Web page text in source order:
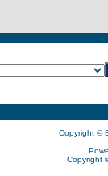
Copyright ©
Copyright